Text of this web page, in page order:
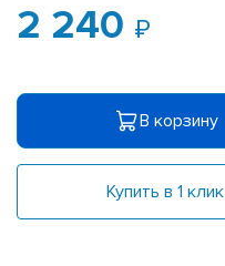
2 240
В корзину
Купить в 1 клик